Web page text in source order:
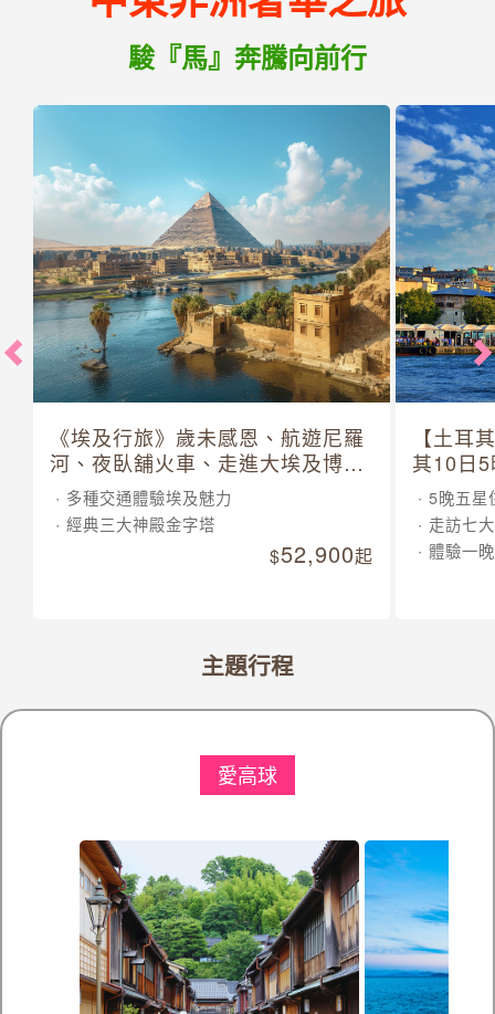
駿『馬』奔騰向前行
《埃及行旅》歲未感恩、航遊尼羅
河、夜臥舖火車、走進大埃及博物
館 10 日
多種交通體驗埃及魅力
經典三大神殿金字塔
52,900起
【土耳
其10日
5晚五星
走訪七
體驗一
愛高球
主題行程